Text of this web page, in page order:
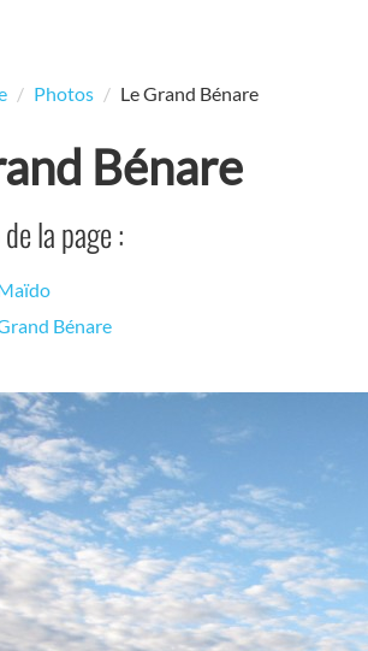
Photos Le Grand Bénare
Bénare
la page :
Bénare